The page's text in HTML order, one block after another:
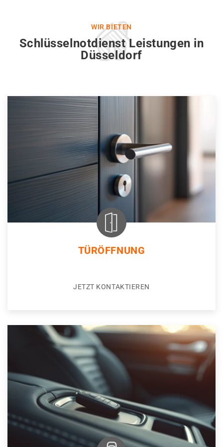
WIR BIETEN
Schlüsselnotdienst Leistungen in
Düsseldorf
TÜRÖFFNUNG
JETZT KONTAKTIEREN